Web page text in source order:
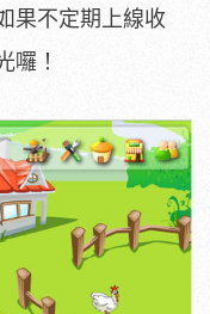
果不定期上線收
囉！